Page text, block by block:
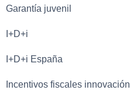
Garantía juvenil
I+D+i
I+D+i España
Incentivos fiscales innovación